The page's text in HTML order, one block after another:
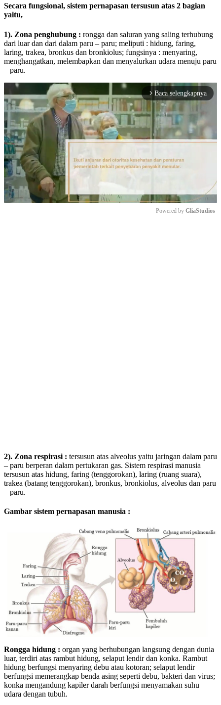
Secara fungsional, sistem pernapasan tersusun atas 2 bagian
yaitu,
1). Zona penghubung : rongga dan saluran yang saling terhubung
dari luar dan dari dalam paru – paru; meliputi : hidung, faring,
laring, trakea, bronkus dan bronkiolus; fungsinya : menyaring,
menghangatkan, melembapkan dan menyalurkan udara menuju paru
– paru.
arrow_forward_ios Baca selengkapnya
Powered by GliaStudios
2). Zona respirasi : tersusun atas alveolus yaitu jaringan dalam paru
– paru berperan dalam pertukaran gas. Sistem respirasi manusia
tersusun atas hidung, faring (tenggorokan), laring (ruang suara),
trakea (batang tenggorokan), bronkus, bronkiolus, alveolus dan paru
– paru.
Gambar sistem pernapasan manusia :
Rongga hidung : organ yang berhubungan langsung dengan dunia
luar, terdiri atas rambut hidung, selaput lendir dan konka. Rambut
hidung berfungsi menyaring debu atau kotoran; selaput lendir
berfungsi memerangkap benda asing seperti debu, bakteri dan virus;
konka mengandung kapiler darah berfungsi menyamakan suhu
udara dengan tubuh.